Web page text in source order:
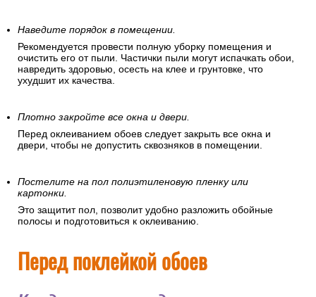
Наведите порядок в помещении.
Рекомендуется провести полную уборку помещения и
очистить его от пыли. Частички пыли могут испачкать обои,
навредить здоровью, осесть на клее и грунтовке, что
ухудшит их качества.
Плотно закройте все окна и двери.
Перед оклеиванием обоев следует закрыть все окна и
двери, чтобы не допустить сквозняков в помещении.
Постелите на пол полиэтиленовую пленку или
картонки.
Это защитит пол, позволит удобно разложить обойные
полосы и подготовиться к оклеиванию.
Перед поклейкой обоев